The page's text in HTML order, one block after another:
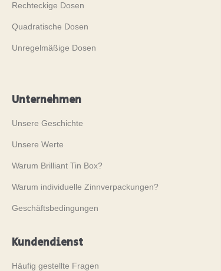
Rechteckige Dosen
Quadratische Dosen
Unregelmäßige Dosen
Unternehmen
Unsere Geschichte
Unsere Werte
Warum Brilliant Tin Box?
Warum individuelle Zinnverpackungen?
Geschäftsbedingungen
Kundendienst
Häufig gestellte Fragen